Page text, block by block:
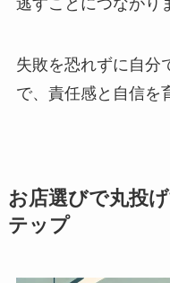
逃すことにつながり
失敗を恐れずに自分
で、責任感と自信を
お店選びで丸投
テップ